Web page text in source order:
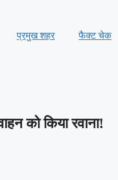
प्रमुख शहर फैक्ट चेक
को किया रवाना!